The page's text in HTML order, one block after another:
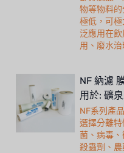
物等物料
極低，可
泛應用在
用、廢水治
NF 納濾
用於: 礦
NF系列產
選擇分離
菌、病毒
殺蟲劑、